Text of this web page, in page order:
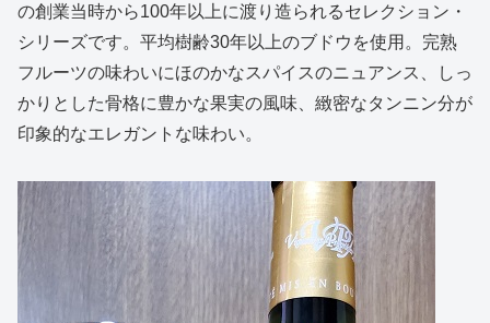
の創業当時から100年以上に渡り造られるセレクション・
シリーズです。平均樹齢30年以上のブドウを使用。完熟
フルーツの味わいにほのかなスパイスのニュアンス、しっ
かりとした骨格に豊かな果実の風味、緻密なタンニン分が
印象的なエレガントな味わい。